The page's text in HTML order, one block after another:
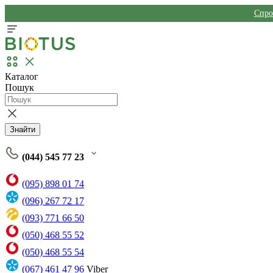
Каталог
Пошук
Знайти
(044) 545 77 23
(095) 898 01 74
(096) 267 72 17
(093) 771 66 50
(050) 468 55 52
(050) 468 55 54
(067) 461 47 96 Viber